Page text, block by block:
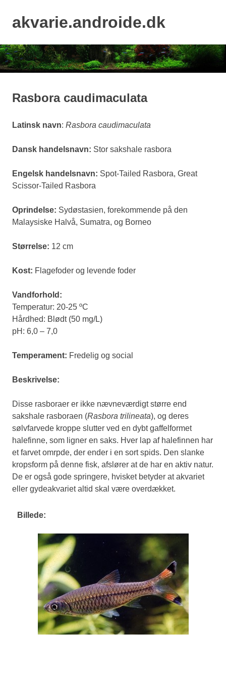
contentakvarie.androide.dk
Rasbora caudimaculata
Latinsk navn: Rasbora caudimaculata
Dansk handelsnavn: Stor sakshale rasbora
Engelsk handelsnavn: Spot-Tailed Rasbora, Great
Scissor-Tailed Rasbora
Oprindelse: Sydøstasien, forekommende på den
Malaysiske Halvå, Sumatra, og Borneo
Størrelse: 12 cm
Kost: Flagefoder og levende foder
Vandforhold:
Temperatur: 20-25 ºC
Hårdhed: Blødt (50 mg/L)
pH: 6,0 – 7,0
Temperament: Fredelig og social
Beskrivelse:
Disse rasboraer er ikke nævneværdigt større end
sakshale rasboraen (Rasbora trilineata), og deres
sølvfarvede kroppe slutter ved en dybt gaffelformet
halefinne, som ligner en saks. Hver lap af halefinnen har
et farvet omrpde, der ender i en sort spids. Den slanke
kropsform på denne fisk, afslører at de har en aktiv natur.
De er også gode springere, hvisket betyder at akvariet
eller gydeakvariet altid skal være overdækket.
Billede: